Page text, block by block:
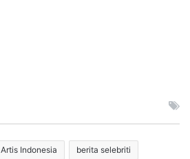
Artis Indonesia berita selebriti